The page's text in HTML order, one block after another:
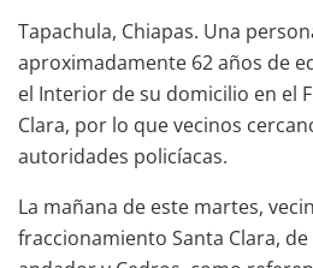
Tapachula, Chiapas. Una
aproximadamente 62 años de
el Interior de su domicilio en el
Clara, por lo que vecinos
autoridades policíacas.
La mañana de este martes,
fraccionamiento Santa Clara,